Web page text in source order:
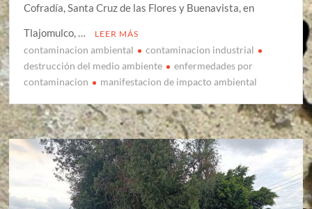
Cofradía, Santa Cruz de las Flores y Buenavista, en
Tlajomulco, …
LEER MÁS
contaminacion ambiental
contaminacion industrial
destrucción del medio ambiente
enfermedades por
contaminacion
manifestacion de impacto ambiental